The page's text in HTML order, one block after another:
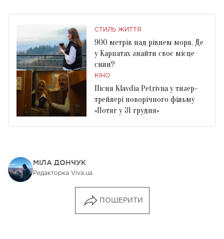
СТИЛЬ ЖИТТЯ
900 метрів над рівнем моря. Де
у Карпатах знайти своє місце
сили?
КІНО
Пісня Klavdia Petrivna у тизер-
трейлері новорічного фільму
«Потяг у 31 грудня»
МІЛА ДОНЧУК
Редакторка Viva.ua
ПОШЕРИТИ